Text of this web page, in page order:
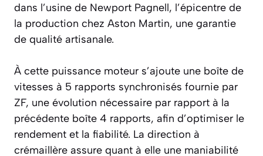
dans l’usine de Newport Pagnell, l’épicentre de
la production chez Aston Martin, une garantie
de qualité artisanale.
À cette puissance moteur s’ajoute une boîte de
vitesses à 5 rapports synchronisés fournie par
ZF, une évolution nécessaire par rapport à la
précédente boîte 4 rapports, afin d’optimiser le
rendement et la fiabilité. La direction à
crémaillère assure quant à elle une maniabilité